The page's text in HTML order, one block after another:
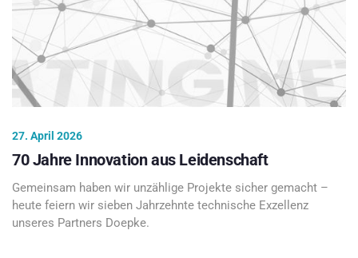
27. April 2026
70 Jahre Innovation aus Leidenschaft
Gemeinsam haben wir unzählige Projekte sicher gemacht –
heute feiern wir sieben Jahrzehnte technische Exzellenz
unseres Partners Doepke.